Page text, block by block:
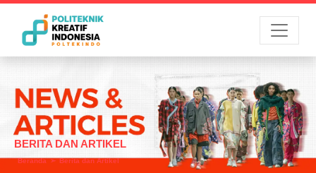
Menu
BERITA DAN ARTIKEL
Beranda Berita dan Artikel